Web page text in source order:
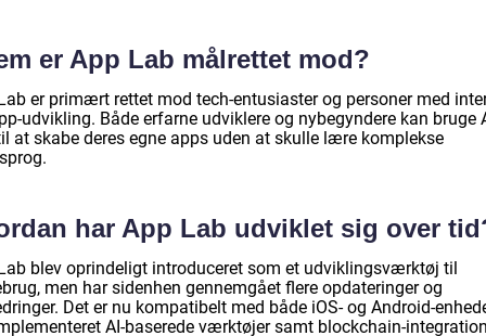
er App Lab målrettet mod?
er primært rettet mod tech-entusiaster og personer med
udvikling. Både erfarne udviklere og nybegyndere kan bruge
at skabe deres egne apps uden at skulle lære komplekse
har App Lab udviklet sig over
blev oprindeligt introduceret som et udviklingsværktøj til
men har sidenhen gennemgået flere opdateringer og
Det er nu kompatibelt med både iOS- og Android-
AI-baserede værktøjer samt blockchain-